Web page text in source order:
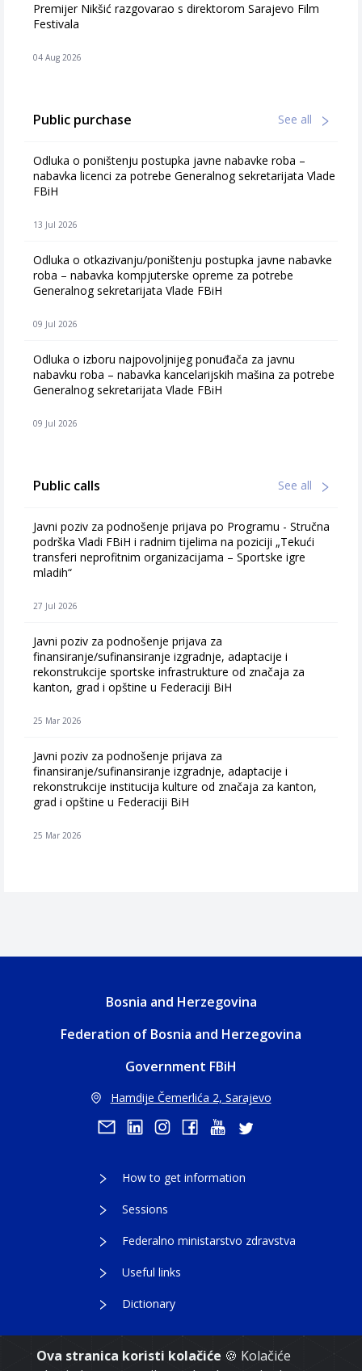
Ova stranica koristi kolačiće 🍪 Kolačiće
Premijer Nikšić razgovarao s direktorom Sarajevo Film
Festivala
04 Aug 2026
Public purchase See all
Odluka o poništenju postupka javne nabavke roba –
nabavka licenci za potrebe Generalnog sekretarijata Vlade
FBiH
13 Jul 2026
Odluka o otkazivanju/poništenju postupka javne nabavke
roba – nabavka kompjuterske opreme za potrebe
Generalnog sekretarijata Vlade FBiH
09 Jul 2026
Odluka o izboru najpovoljnijeg ponuđača za javnu
nabavku roba – nabavka kancelarijskih mašina za potrebe
Generalnog sekretarijata Vlade FBiH
09 Jul 2026
Public calls See all
Javni poziv za podnošenje prijava po Programu - Stručna
podrška Vladi FBiH i radnim tijelima na poziciji „Tekući
transferi neprofitnim organizacijama – Sportske igre
mladih“
27 Jul 2026
Javni poziv za podnošenje prijava za
finansiranje/sufinansiranje izgradnje, adaptacije i
rekonstrukcije sportske infrastrukture od značaja za
kanton, grad i opštine u Federaciji BiH
25 Mar 2026
Javni poziv za podnošenje prijava za
finansiranje/sufinansiranje izgradnje, adaptacije i
rekonstrukcije institucija kulture od značaja za kanton,
grad i opštine u Federaciji BiH
25 Mar 2026
Bosnia and Herzegovina
Federation of Bosnia and Herzegovina
Government FBiH
Hamdije Čemerlića 2, Sarajevo
How to get information
Sessions
Federalno ministarstvo zdravstva
Useful links
Dictionary